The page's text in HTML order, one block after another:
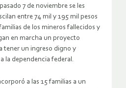
7 de noviembre se les
entre 74 mil y 195 mil pesos
de los mineros fallecidos y
en marcha un proyecto
tener un ingreso digno y
la dependencia federal.
a las 15 familias a un